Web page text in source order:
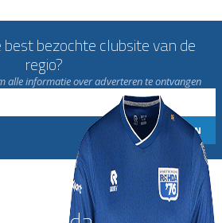
bezochte clubsite van de
regio?
alle informatie over adverteren te ontvangen